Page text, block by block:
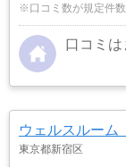
※口コミ数が規定件
口コミ
ウェルスルーム
東京都新宿区